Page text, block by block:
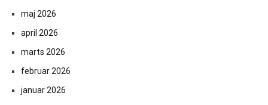
maj 2026
april 2026
marts 2026
februar 2026
januar 2026